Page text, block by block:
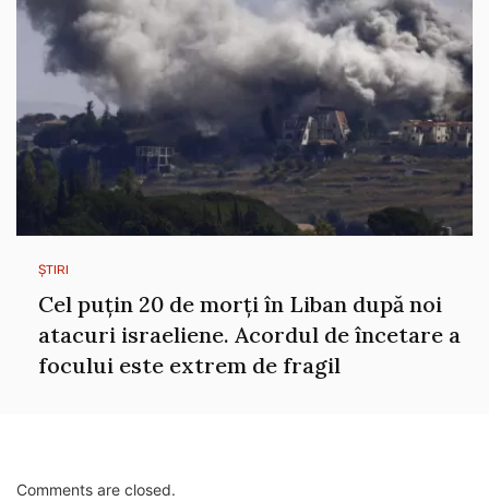
ȘTIRI
Cel puțin 20 de morți în Liban după noi
atacuri israeliene. Acordul de încetare a
focului este extrem de fragil
Comments are closed.